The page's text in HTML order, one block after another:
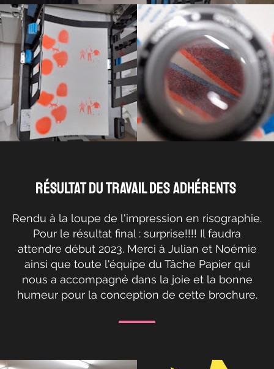
résultat du travail des adhérents
Rendu à la loupe de l'impression en risographie.
Pour le résultat final : surprise!!!! Il faudra
attendre début 2023. Merci à Julian et Noémie
ainsi que toute l'équipe du Tâche Papier qui
nous a accompagné dans la joie et la bonne
humeur pour la conception de cette brochure.